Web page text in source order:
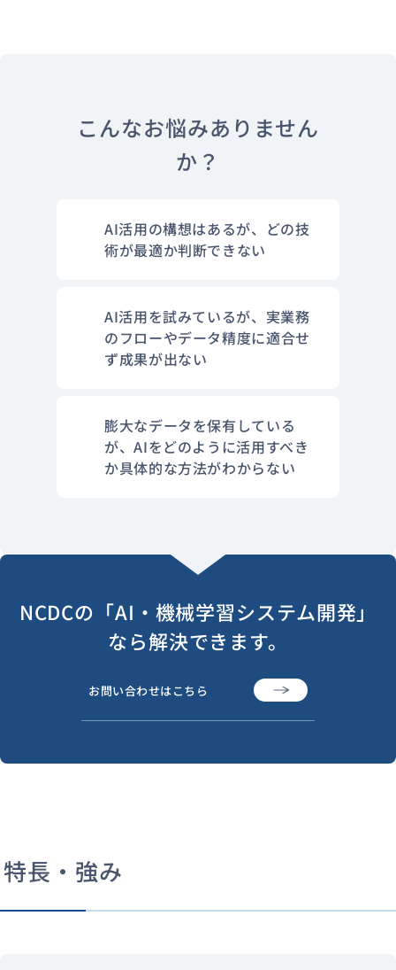
こんなお悩みありません
か？
AI活用の構想はあるが、どの技
術が最適か判断できない
AI活用を試みているが、実業務
のフローやデータ精度に適合せ
ず成果が出ない
膨大なデータを保有している
が、AIをどのように活用すべき
か具体的な方法がわからない
NCDCの「AI・機械学習システム開発」
なら解決できます。
お問い合わせはこちら
特長・強み